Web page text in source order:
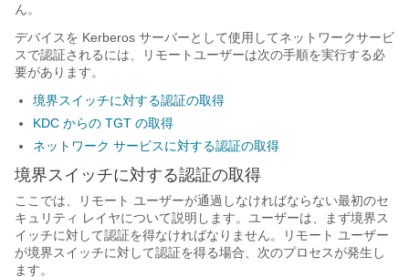
ん。
デバイスを Kerberos サーバーとして使用してネットワークサービ
スで認証されるには、リモートユーザーは次の手順を実行する必
要があります。
境界スイッチに対する認証の取得
KDC からの TGT の取得
ネットワーク サービスに対する認証の取得
境界スイッチに対する認証の取得
ここでは、リモート ユーザーが通過しなければならない最初のセ
キュリティ レイヤについて説明します。ユーザーは、まず境界ス
イッチに対して認証を得なければなりません。リモート ユーザー
が境界スイッチに対して認証を得る場合、次のプロセスが発生し
ます。